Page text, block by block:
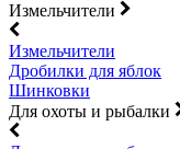
Измельчители
Измельчители
Дробилки для яблок
Шинковки
Для охоты и рыбалки